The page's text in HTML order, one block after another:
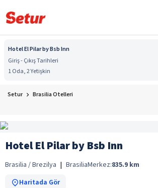
Hotel El Pilar by Bsb Inn
Giriş - Çıkış Tarihleri
1 Oda, 2 Yetişkin
Setur Brasilia Otelleri
Hotel El Pilar by Bsb Inn
Brasilia / Brezilya | BrasiliaMerkez:835.9 km
Haritada Gör